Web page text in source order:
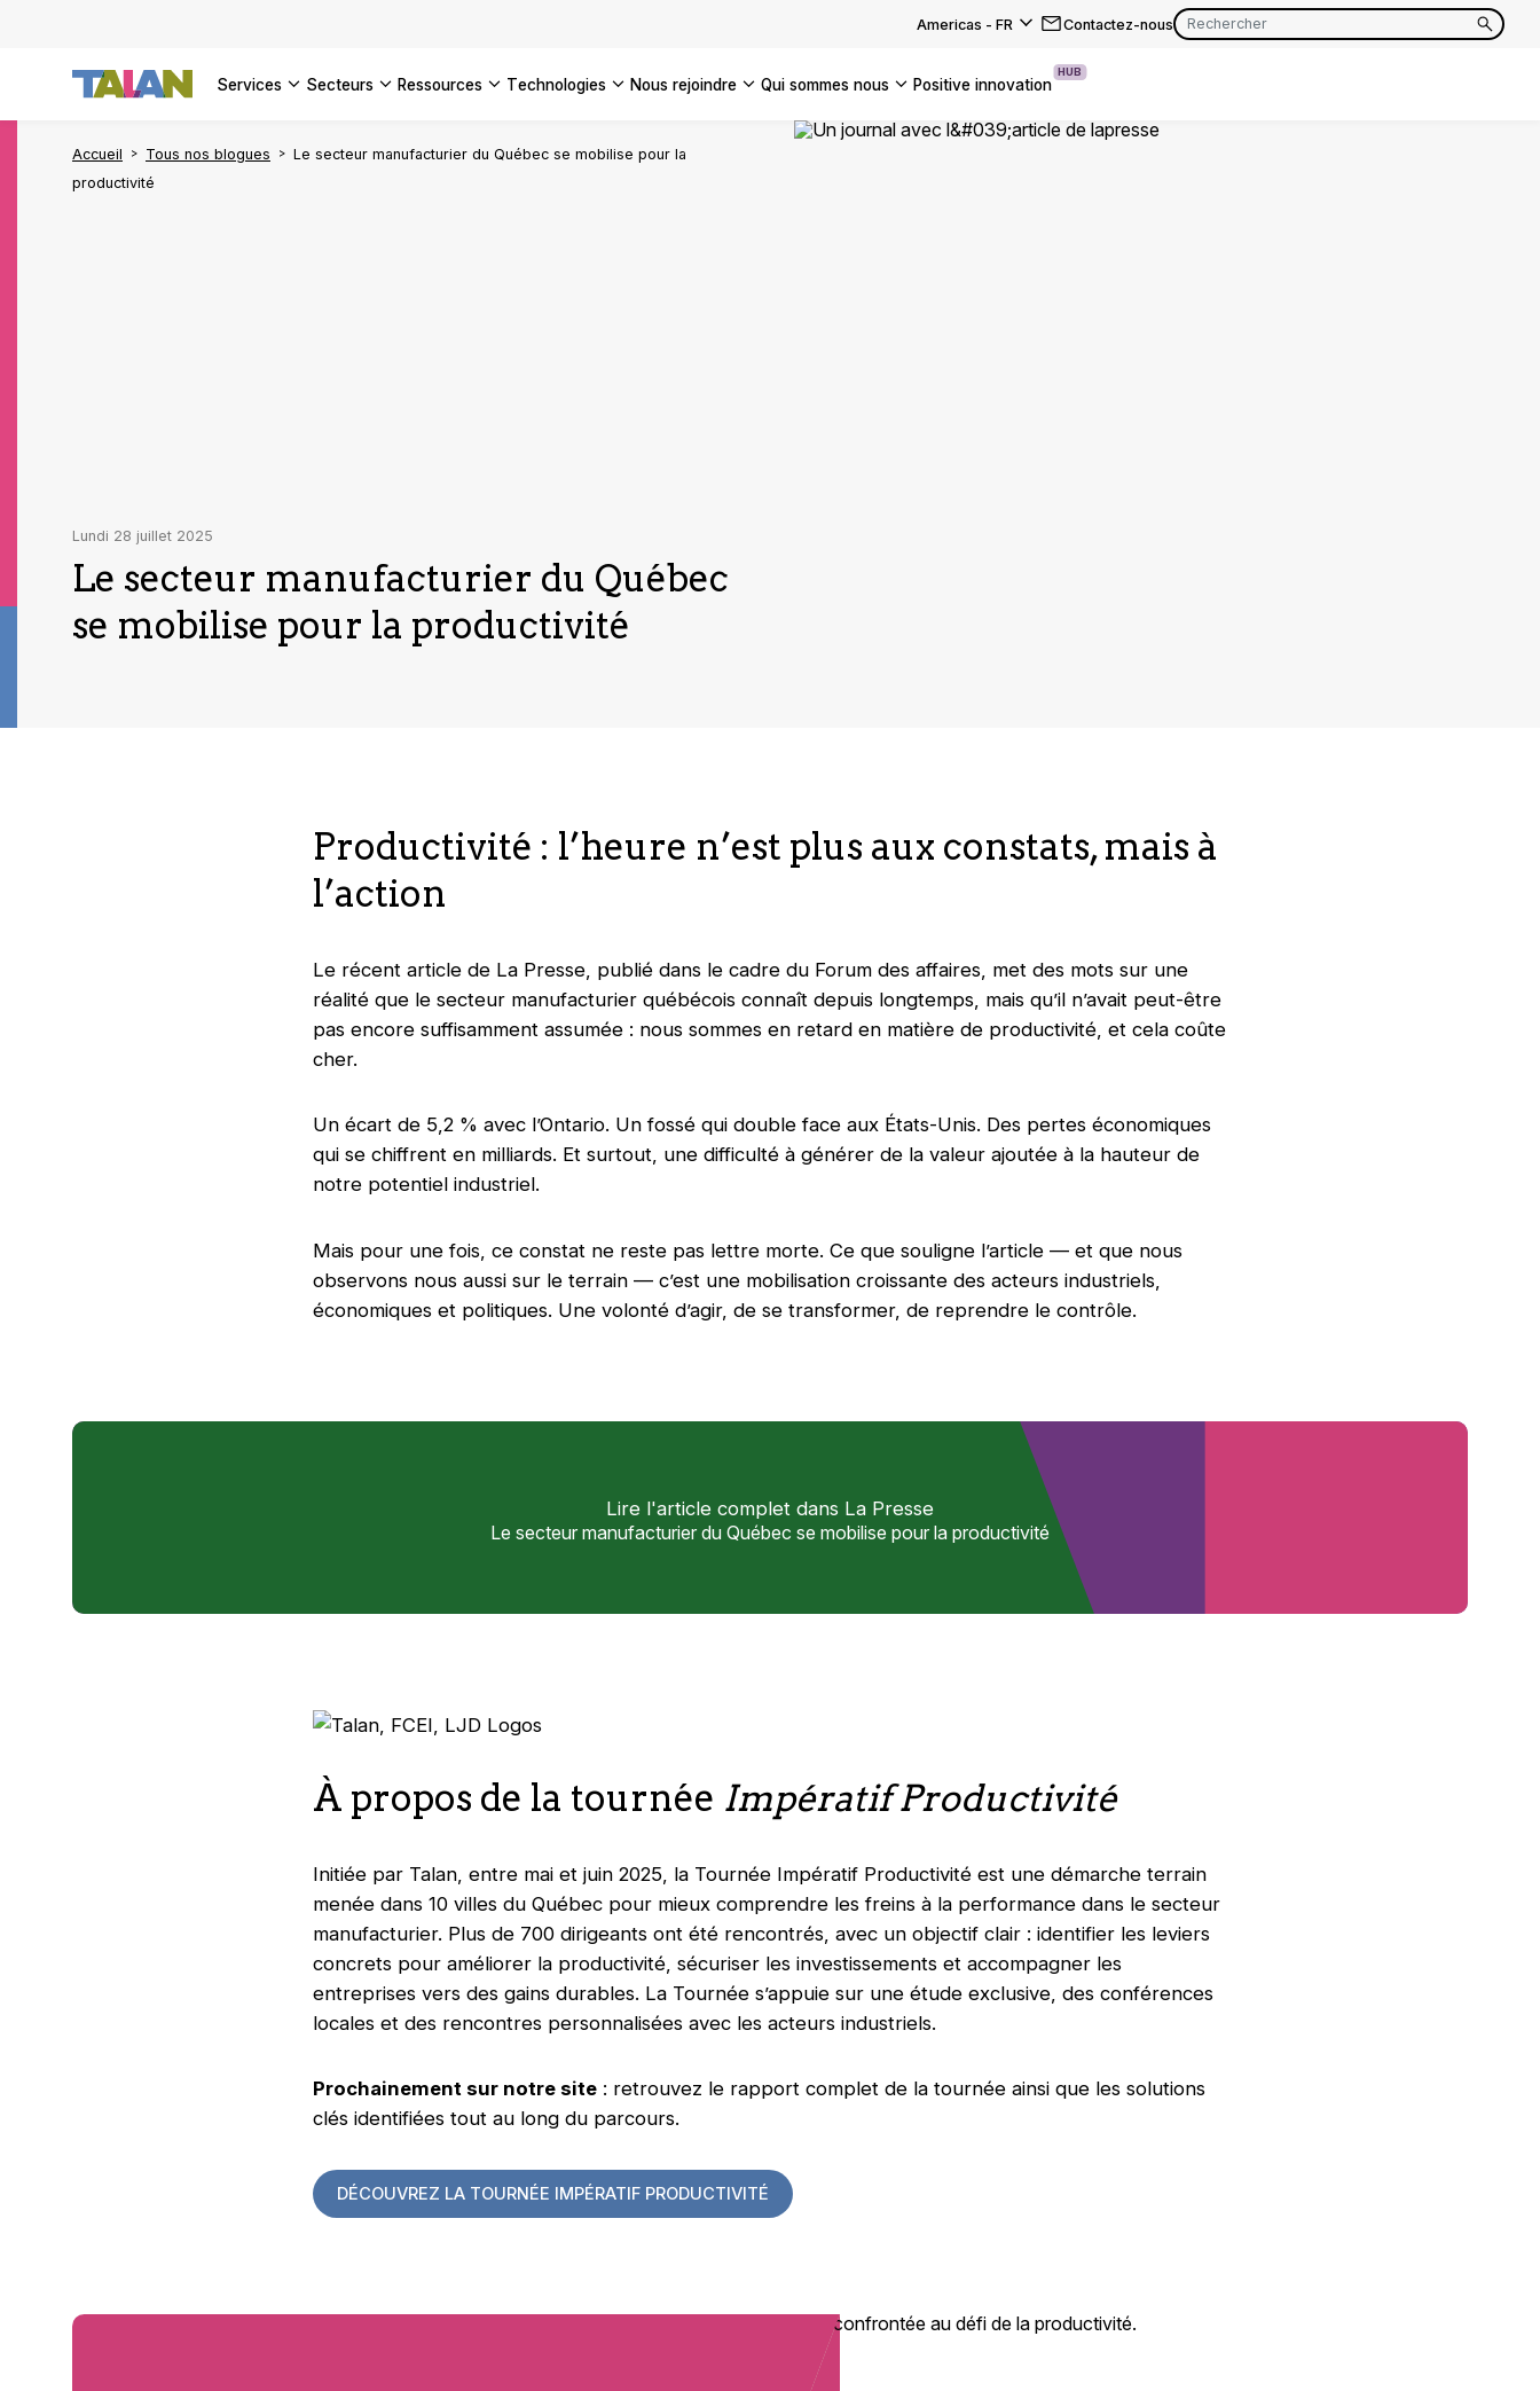
Americas - FR
Americas EN FR
Contactez-nous
services secteurs ressources technologies nous rejoindre qui sommes nous positive innovation
HUB
Accueil Tous nos blogues
Le secteur manufacturier du Québec se mobilise pour la
productivité
lundi 28 juillet 2025
Le secteur manufacturier du Québec
se mobilise pour la productivité
Productivité : l’heure n’est plus aux constats, mais à
l’action
Le récent article de La Presse , publié dans le cadre du Forum des affaires, met des mots sur une
réalité que le secteur manufacturier québécois connaît depuis longtemps, mais qu’il n’avait peut-être
pas encore suffisamment assumée : nous sommes en retard en matière de productivité, et cela coûte
cher.
Un écart de 5,2 % avec l’Ontario. Un fossé qui double face aux États-Unis. Des pertes économiques
qui se chiffrent en milliards. Et surtout, une difficulté à générer de la valeur ajoutée à la hauteur de
notre potentiel industriel.
Mais pour une fois, ce constat ne reste pas lettre morte. Ce que souligne l’article — et que nous
observons nous aussi sur le terrain — c’est une mobilisation croissante des acteurs industriels,
économiques et politiques. Une volonté d’agir, de se transformer, de reprendre le contrôle.
Lire l'article complet dans La Presse
Le secteur manufacturier du Québec se mobilise pour la productivité
À propos de la tournée Impératif Productivité
Initiée par Talan, entre mai et juin 2025, la Tournée Impératif Productivité est une démarche terrain
menée dans 10 villes du Québec pour mieux comprendre les freins à la performance dans le secteur
manufacturier. Plus de 700 dirigeants ont été rencontrés, avec un objectif clair : identifier les leviers
concrets pour améliorer la productivité, sécuriser les investissements et accompagner les
entreprises vers des gains durables. La Tournée s’appuie sur une étude exclusive, des conférences
locales et des rencontres personnalisées avec les acteurs industriels.
Prochainement sur notre site : retrouvez le rapport complet de la tournée ainsi que les solutions
clés identifiées tout au long du parcours.
DÉCOUVREZ LA TOURNÉE IMPÉRATIF PRODUCTIVITÉ